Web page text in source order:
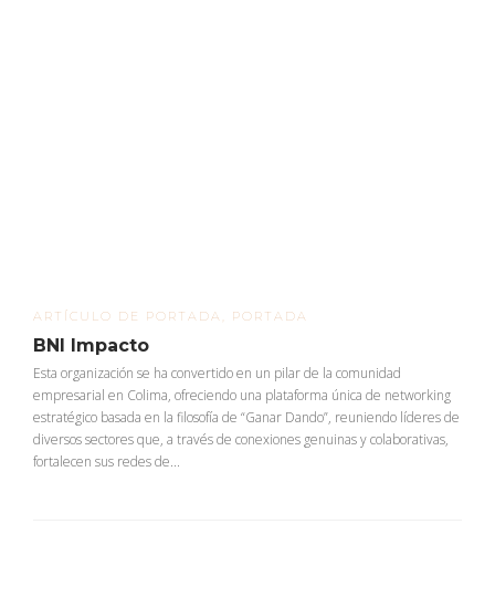
ARTÍCULO DE PORTADA PORTADA
BNI Impacto
Esta organización se ha convertido en un pilar de la comunidad
empresarial en Colima, ofreciendo una plataforma única de networking
estratégico basada en la filosofía de “Ganar Dando”, reuniendo líderes de
diversos sectores que, a través de conexiones genuinas y colaborativas,
fortalecen sus redes de...